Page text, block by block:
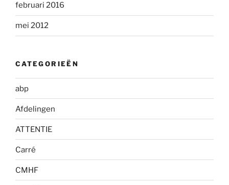
februari 2016
mei 2012
CATEGORIEËN
abp
Afdelingen
ATTENTIE
Carré
CMHF